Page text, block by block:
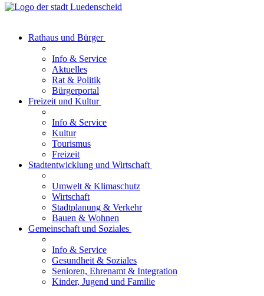
Rathaus und Bürger
Info & Service
Aktuelles
Rat & Politik
Bürgerportal
Freizeit und Kultur
Info & Service
Kultur
Tourismus
Freizeit
Stadtentwicklung und Wirtschaft
Umwelt & Klimaschutz
Wirtschaft
Stadtplanung & Verkehr
Bauen & Wohnen
Gemeinschaft und Soziales
Info & Service
Gesundheit & Soziales
Senioren, Ehrenamt & Integration
Kinder, Jugend und Familie